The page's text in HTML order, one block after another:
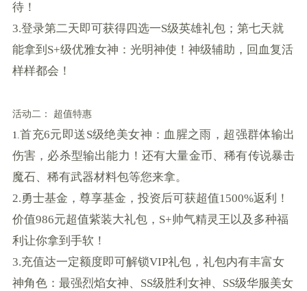
待！
3.登录第二天即可获得四选一S级英雄礼包；第七天就
能拿到S+级优雅女神：光明神使！神级辅助，回血复活
样样都会！
活动二： 超值特惠
1.首充6元即送S级绝美女神：血腥之雨，超强群体输出
伤害，必杀型输出能力！还有大量金币、稀有传说暴击
魔石、稀有武器材料包等您来拿。
2.勇士基金，尊享基金，投资后可获超值1500%返利！
价值986元超值紫装大礼包，S+帅气精灵王以及多种福
利让你拿到手软！
3.充值达一定额度即可解锁VIP礼包，礼包内有丰富女
神角色：最强烈焰女神、SS级胜利女神、SS级华服美女